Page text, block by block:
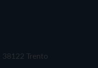
Trento